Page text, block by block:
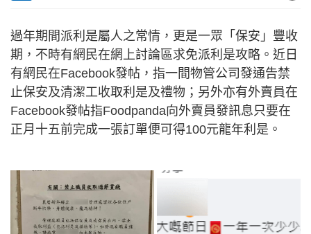
過年期間派利是屬人之常情，更是一眾「保安」豐收
期，不時有網民在網上討論區求免派利是攻略。近日
有網民在Facebook發帖，指一間物管公司發通告禁
止保安及清潔工收取利是及禮物；另外亦有外賣員在
Facebook發帖指Foodpanda向外賣員發訊息只要在
正月十五前完成一張訂單便可得100元龍年利是。